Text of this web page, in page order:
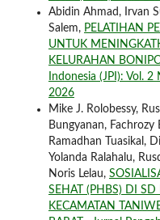
Abidin Ahmad, Irvan
Salem, PELATIHAN
UNTUK
KELURAHAN
Indonesia (JPI): Vol.
2026
Mike J. Rolobessy,
Bungyanan, Fachrozy
Ramadhan Tuasikal,
Yolanda Ralahalu,
Noris Lelau,
SEHAT (PHBS) DI SD
KECAMATAN